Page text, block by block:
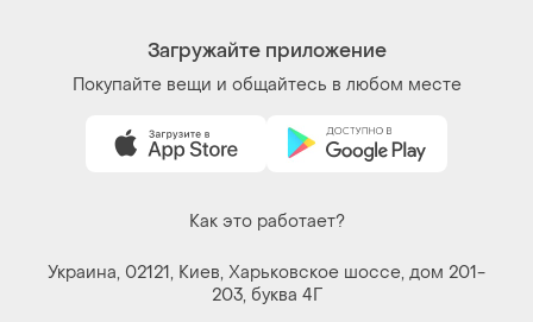
Как это работает?
Украина, 02121, Киев, Харьковское шоссе, дом 201-
203, буква 4Г
Политика конфиденциальности
Контакты